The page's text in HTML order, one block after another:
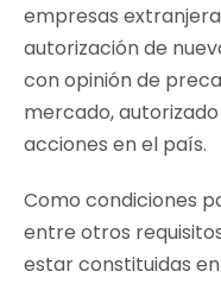
empresas
autorización de
con opinión de
mercado,
acciones en el país.
Como condiciones
entre otros
estar constituidas